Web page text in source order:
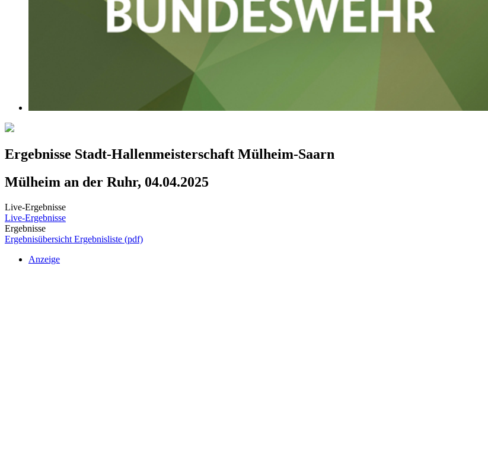
Ergebnisse Stadt-Hallenmeisterschaft Mülheim-Saarn
Mülheim an der Ruhr, 04.04.2025
Live-Ergebnisse
Live-Ergebnisse
Ergebnisse
Ergebnisübersicht Ergebnisliste (pdf)
Anzeige